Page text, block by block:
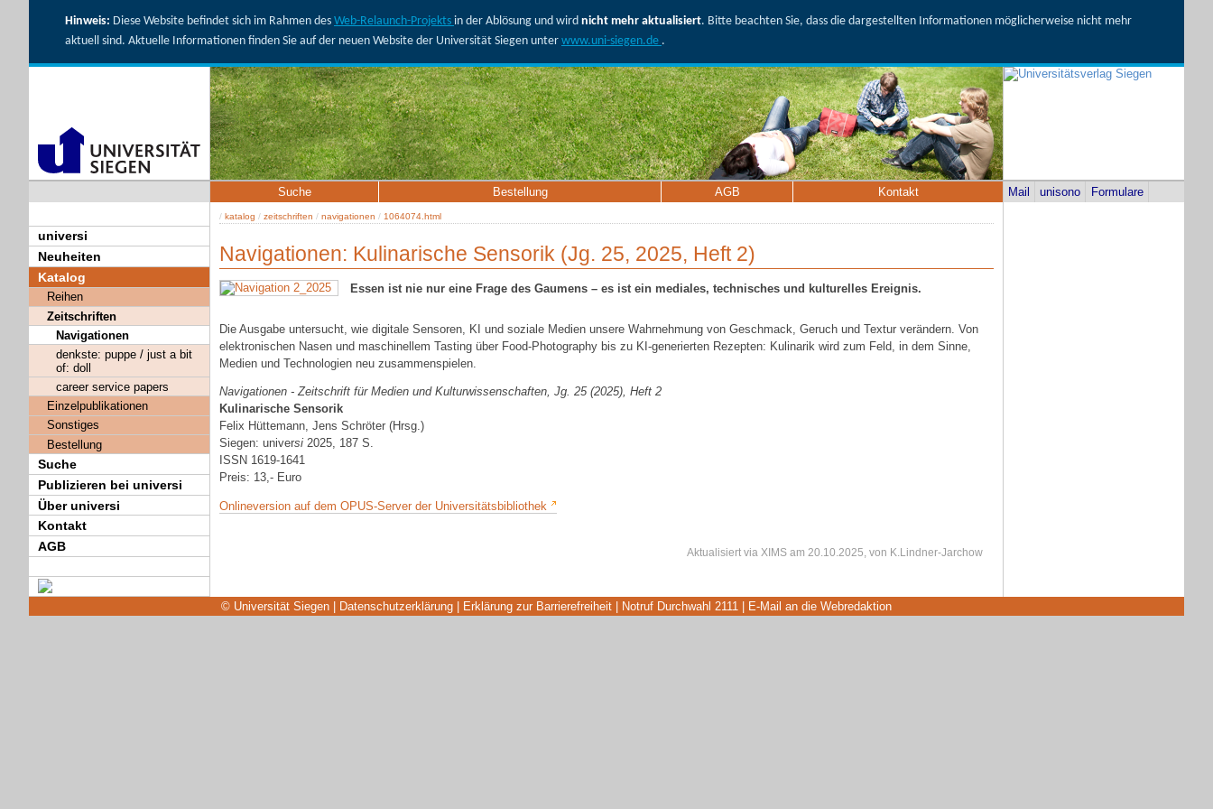
Hinweis: Diese Website befindet sich im Rahmen des Web-Relaunch-Projekts in der Ablösung und wird nicht mehr aktualisiert. Bitte beachten Sie, dass die dargestellten Informationen möglicherweise nicht mehr
aktuell sind. Aktuelle Informationen finden Sie auf der neuen Website der Universität Siegen unter www.uni-siegen.de .
universi
Neuheiten
Katalog
Reihen
Zeitschriften
Navigationen
denkste: puppe / just a bit
of: doll
career service papers
Einzelpublikationen
Sonstiges
Bestellung
Suche
Publizieren bei universi
Über universi
Kontakt
AGB
Mail unisono Formulare
Suche Bestellung AGB Kontakt
/ katalog / zeitschriften / navigationen / 1064074.html
Navigationen: Kulinarische Sensorik (Jg. 25, 2025, Heft 2)
Essen ist nie nur eine Frage des Gaumens – es ist ein mediales, technisches und kulturelles Ereignis.
Die Ausgabe untersucht, wie digitale Sensoren, KI und soziale Medien unsere Wahrnehmung von Geschmack, Geruch und Textur verändern. Von
elektronischen Nasen und maschinellem Tasting über Food-Photography bis zu KI-generierten Rezepten: Kulinarik wird zum Feld, in dem Sinne,
Medien und Technologien neu zusammenspielen.
Navigationen - Zeitschrift für Medien und Kulturwissenschaften, Jg. 25 (2025), Heft 2
Kulinarische Sensorik
Felix Hüttemann, Jens Schröter (Hrsg.)
Siegen: universi 2025, 187 S.
ISSN 1619-1641
Preis: 13,- Euro
Onlineversion auf dem OPUS-Server der Universitätsbibliothek
Aktualisiert via XIMS am 20.10.2025 , von K.Lindner-Jarchow
© Universität Siegen| Datenschutzerklärung| Erklärung zur Barrierefreiheit| Notruf Durchwahl 2111| E-Mail an die Webredaktion